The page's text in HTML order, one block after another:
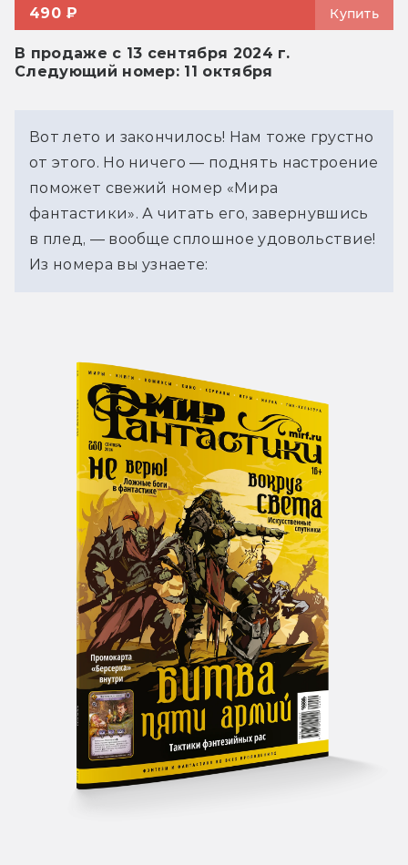
490 ₽ Купить
В продаже с 13 сентября 2024 г.
Следующий номер: 11 октября
Вот лето и закончилось! Нам тоже грустно
от этого. Но ничего — поднять настроение
поможет свежий номер «Мира
фантастики». А читать его, завернувшись
в плед, — вообще сплошное удовольствие!
Из номера вы узнаете: